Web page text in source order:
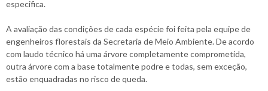
especifica.
A avaliação das condições de cada espécie foi feita pela equipe de
engenheiros florestais da Secretaria de Meio Ambiente. De acordo
com laudo técnico há uma árvore completamente comprometida,
outra árvore com a base totalmente podre e todas, sem exceção,
estão enquadradas no risco de queda.